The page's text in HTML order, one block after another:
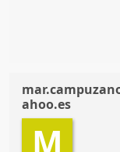
ahoo.es
M